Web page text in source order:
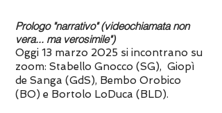
Prologo "narrativo" (videochiamata non
vera... ma verosimile")
Oggi 13 marzo 2025 si incontrano su
zoom: Stabello Gnocco (SG), Giopì
de Sanga (GdS), Bembo Orobico
(BO) e Bortolo LoDuca (BLD).